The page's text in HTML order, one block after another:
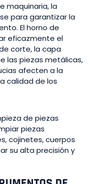
maquinaria, la
para garantizar la
El horno de
eficazmente el
corte, la capa
las piezas metálicas,
afecten a la
calidad de los
de piezas
piezas
cojinetes, cuerpos
su alta precisión y